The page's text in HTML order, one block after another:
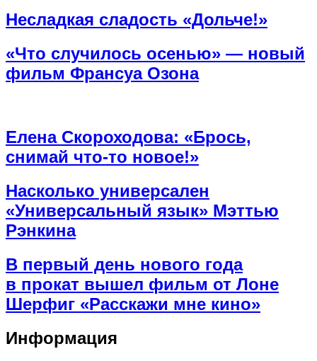
Несладкая сладость «Дольче!»
«Что случилось осенью» — новый
фильм Франсуа Озона
Елена Скороходова: «Брось,
снимай что-то новое!»
Насколько универсален
«Универсальный язык» Мэттью
Рэнкина
В первый день нового года
в прокат вышел фильм от Лоне
Шерфиг «Расскажи мне кино»
Информация